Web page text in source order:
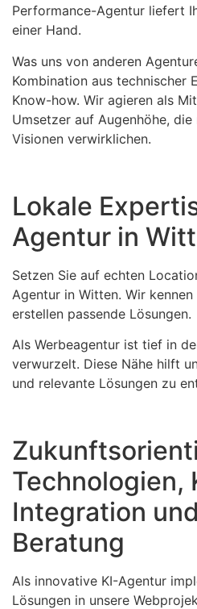
Performance-Agentur liefert
einer Hand.
Was uns von anderen
Kombination aus technischer
Know-how. Wir agieren als
Umsetzer auf Augenhöhe,
Visionen verwirklichen.
Lokale
Agentur in
Setzen Sie auf echten
Agentur in Witten. Wir
erstellen passende Lösungen.
Als Werbeagentur ist tief in
verwurzelt. Diese Nähe hilft
und relevante Lösungen zu
Technologien,
Integration
Beratung
Als innovative KI-Agentur
Lösungen in unsere